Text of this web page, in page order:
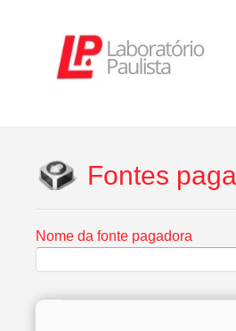
Fontes
Nome da fonte pagadora